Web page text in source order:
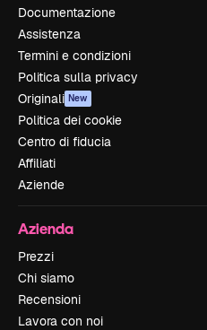
Documentazione
Assistenza
Termini e condizioni
Politica sulla privacy
Originali New
Politica dei cookie
Centro di fiducia
Affiliati
Aziende
Azienda
Prezzi
Chi siamo
Recensioni
Lavora con noi